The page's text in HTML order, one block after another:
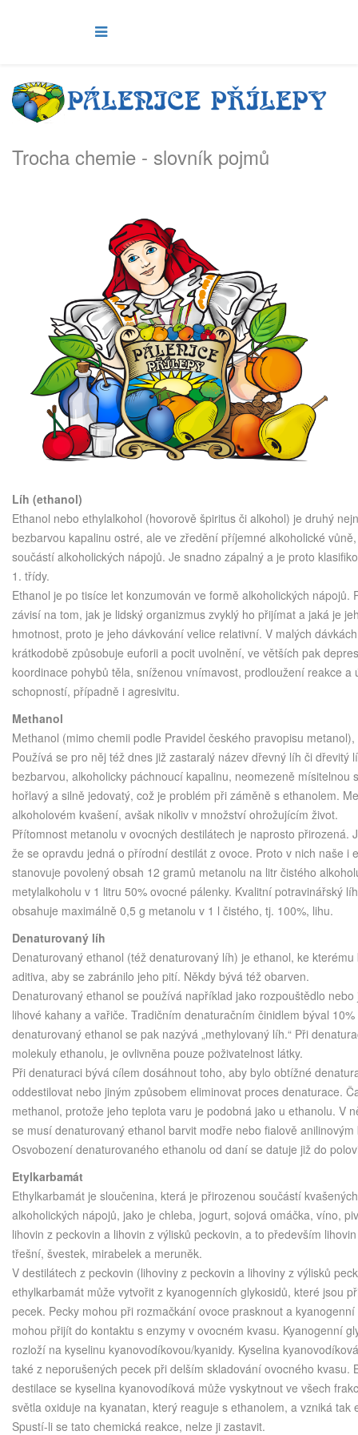
Trocha chemie - slovník pojmů
Líh (ethanol)
Ethanol nebo ethylalkohol (hovorově špiritus či alkohol) je druhý
bezbarvou kapalinu ostré, ale ve zředění příjemné alkoholické
součástí alkoholických nápojů. Je snadno zápalný a je proto
1. třídy.
Ethanol je po tisíce let konzumován ve formě alkoholických nápojů.
závisí na tom, jak je lidský organizmus zvyklý ho přijímat a jaká je
hmotnost, proto je jeho dávkování velice relativní. V malých
krátkodobě způsobuje euforii a pocit uvolnění, ve větších pak
koordinace pohybů těla, sníženou vnímavost, prodloužení reakce a
schopností, případně i agresivitu.
Methanol
Methanol (mimo chemii podle Pravidel českého pravopisu
Používá se pro něj též dnes již zastaralý název dřevný líh či dřevitý
bezbarvou, alkoholicky páchnoucí kapalinu, neomezeně mísitelnou
hořlavý a silně jedovatý, což je problém při záměně s ethanolem.
alkoholovém kvašení, avšak nikoliv v množství ohrožujícím život.
Přítomnost metanolu v ovocných destilátech je naprosto přirozená.
že se opravdu jedná o přírodní destilát z ovoce. Proto v nich naše i
stanovuje povolený obsah 12 gramů metanolu na litr čistého
metylalkoholu v 1 litru 50% ovocné pálenky. Kvalitní potravinářský
obsahuje maximálně 0,5 g metanolu v 1 l čistého, tj. 100%, lihu.
Denaturovaný líh
Denaturovaný ethanol (též denaturovaný líh) je ethanol, ke
aditiva, aby se zabránilo jeho pití. Někdy bývá též obarven.
Denaturovaný ethanol se používá například jako rozpouštědlo
lihové kahany a vařiče. Tradičním denaturačním činidlem býval
denaturovaný ethanol se pak nazývá „methylovaný líh.“ Při
molekuly ethanolu, je ovlivněna pouze poživatelnost látky.
Při denaturaci bývá cílem dosáhnout toho, aby bylo obtížné
oddestilovat nebo jiným způsobem eliminovat proces denaturace.
methanol, protože jeho teplota varu je podobná jako u ethanolu. V
se musí denaturovaný ethanol barvit modře nebo fialově anilinovým
Osvobození denaturovaného ethanolu od daní se datuje již do
Etylkarbamát
Ethylkarbamát je sloučenina, která je přirozenou součástí
alkoholických nápojů, jako je chleba, jogurt, sojová omáčka, víno,
lihovin z peckovin a lihovin z výlisků peckovin, a to především
třešní, švestek, mirabelek a meruněk.
V destilátech z peckovin (lihoviny z peckovin a lihoviny z výlisků
ethylkarbamát může vytvořit z kyanogenních glykosidů, které jsou
pecek. Pecky mohou při rozmačkání ovoce prasknout a
mohou přijít do kontaktu s enzymy v ovocném kvasu. Kyanogenní
rozloží na kyselinu kyanovodíkovou/kyanidy. Kyselina
také z neporušených pecek při delším skladování ovocného kvasu.
destilace se kyselina kyanovodíková může vyskytnout ve všech
světla oxiduje na kyanatan, který reaguje s ethanolem, a vzniká tak
Spustí-li se tato chemická reakce, nelze ji zastavit.